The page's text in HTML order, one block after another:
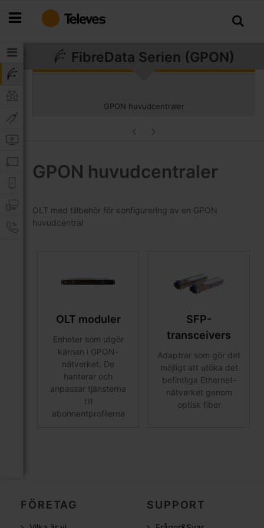
till
FibreData Serien (GPON)
GPON huvudcentraler
GPON huvudcentraler
OLT med tillbehör för konfigurering av en GPON
huvudcentral
OLT moduler
Enheter som utgör
kärnan i GPON-
nätverket. De
hanterar och
anpassar tjänsterna
till
abonnentprofilerna
SFP-
transceivers
Adaptrar som gör det
möjligt att utöka det
befintliga Ethernet-
nätverket genom
optisk fiber
FÖRETAG SUPPORT